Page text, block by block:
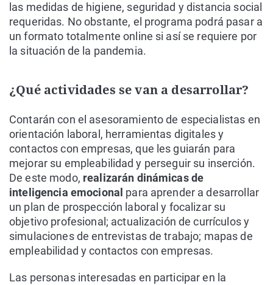
las medidas de higiene, seguridad y distancia social
requeridas. No obstante, el programa podrá pasar a
un formato totalmente online si así se requiere por
la situación de la pandemia.
¿Qué actividades se van a desarrollar?
Contarán con el asesoramiento de especialistas en
orientación laboral, herramientas digitales y
contactos con empresas, que les guiarán para
mejorar su empleabilidad y perseguir su inserción.
De este modo, realizarán dinámicas de
inteligencia emocional para aprender a desarrollar
un plan de prospección laboral y focalizar su
objetivo profesional; actualización de currículos y
simulaciones de entrevistas de trabajo; mapas de
empleabilidad y contactos con empresas.
Las personas interesadas en participar en la